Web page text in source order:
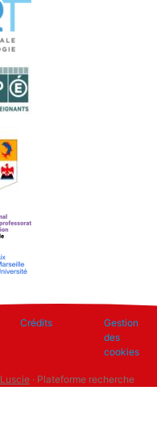
Crédits
Gestion
des
cookies
Luscie· Plateforme recherche